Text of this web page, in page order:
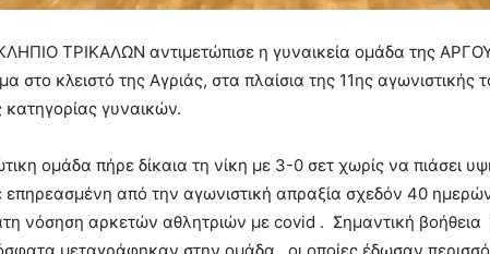
ΤΡΙΚΑΛΩΝ αντιμετώπισε η γυναικεία ομάδα της
στο κλειστό της Αγριάς, στα πλαίσια της 11ης
κατηγορίας γυναικών.
ομάδα πήρε δίκαια τη νίκη με 3-0 σετ χωρίς να πιάσει
από την αγωνιστική απραξία σχεδόν 40
νόσηση αρκετών αθλητριών με covid . Σημαντική βοήθεια